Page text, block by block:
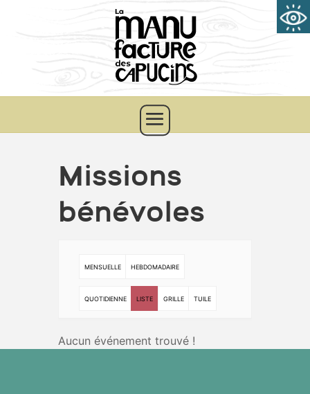
Missions
bénévoles
MENSUELLE HEBDOMADAIRE
QUOTIDIENNE LISTE GRILLE TUILE
Aucun événement trouvé !